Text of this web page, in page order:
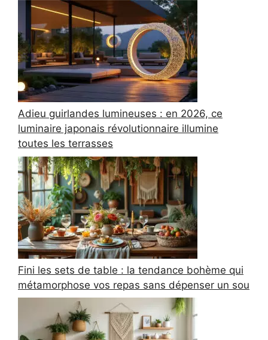
Adieu guirlandes lumineuses : en 2026, ce
luminaire japonais révolutionnaire illumine
toutes les terrasses
Fini les sets de table : la tendance bohème qui
métamorphose vos repas sans dépenser un sou